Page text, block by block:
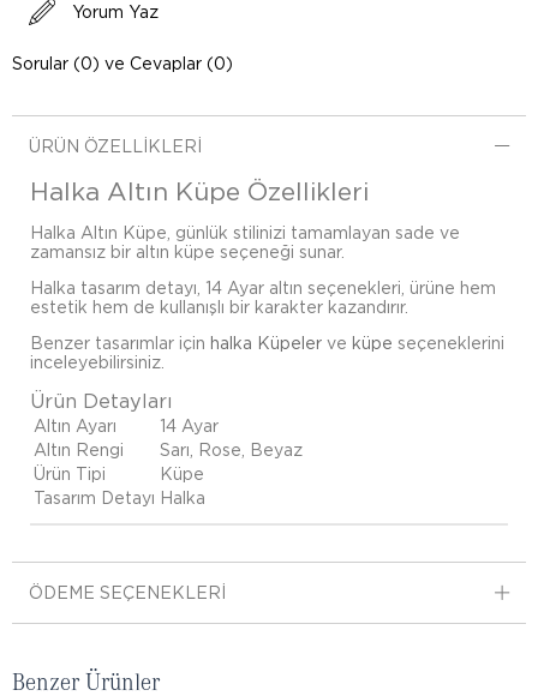
Yorum Yaz
Sorular (0) ve Cevaplar (0)
ÜRÜN ÖZELLIKLERI
Halka Altın Küpe Özellikleri
Halka Altın Küpe, günlük stilinizi tamamlayan sade ve
zamansız bir altın küpe seçeneği sunar.
Halka tasarım detayı, 14 Ayar altın seçenekleri, ürüne hem
estetik hem de kullanışlı bir karakter kazandırır.
Benzer tasarımlar için halka Küpeler ve küpe seçeneklerini
inceleyebilirsiniz.
Ürün Detayları
Altın Ayarı
14 Ayar
Altın Rengi
Sarı, Rose, Beyaz
Ürün Tipi
Küpe
Tasarım Detayı Halka
ÖDEME SEÇENEKLERI
Benzer Ürünler